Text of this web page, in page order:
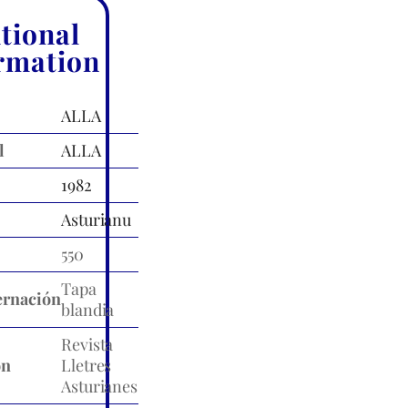
ALLA
ALLA
1982
Asturianu
550
Tapa
blandia
Revista
Lletres
Asturianes